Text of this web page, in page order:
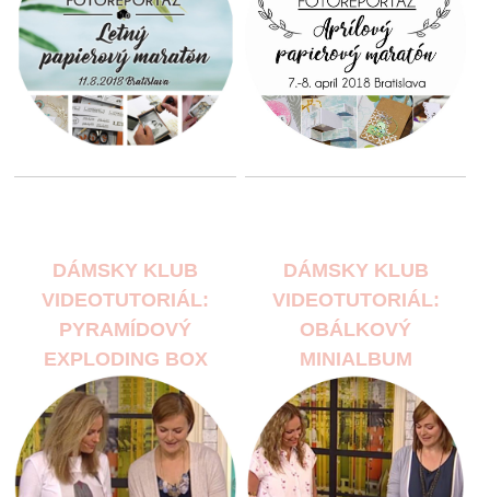
DÁMSKY KLUB
VIDEOTUTORIÁL:
PYRAMÍDOVÝ
EXPLODING BOX
DÁMSKY KLUB
VIDEOTUTORIÁL:
OBÁLKOVÝ
MINIALBUM